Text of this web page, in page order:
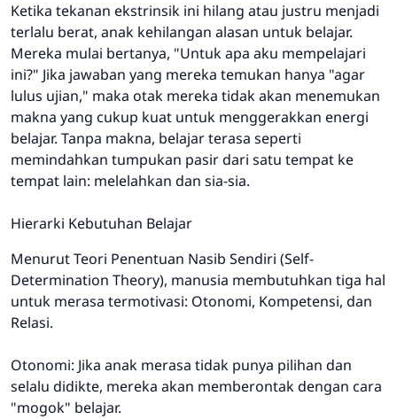
Ketika tekanan ekstrinsik ini hilang atau justru menjadi
terlalu berat, anak kehilangan alasan untuk belajar.
Mereka mulai bertanya, "Untuk apa aku mempelajari
ini?" Jika jawaban yang mereka temukan hanya "agar
lulus ujian," maka otak mereka tidak akan menemukan
makna yang cukup kuat untuk menggerakkan energi
belajar. Tanpa makna, belajar terasa seperti
memindahkan tumpukan pasir dari satu tempat ke
tempat lain: melelahkan dan sia-sia.
Hierarki Kebutuhan Belajar
Menurut Teori Penentuan Nasib Sendiri (Self-
Determination Theory), manusia membutuhkan tiga hal
untuk merasa termotivasi: Otonomi, Kompetensi, dan
Relasi.
Otonomi: Jika anak merasa tidak punya pilihan dan
selalu didikte, mereka akan memberontak dengan cara
"mogok" belajar.